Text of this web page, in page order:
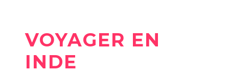
VOYAGER EN
INDE